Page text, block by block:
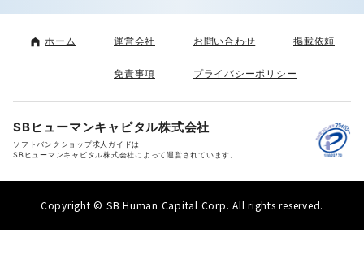
ホーム 運営会社 お問い合わせ 掲載依頼
免責事項 プライバシーポリシー
SBヒューマンキャピタル株式会社
ソフトバンクショップ求人ガイドは
SBヒューマンキャピタル株式会社によって運営されています。
Copyright © SB Human Capital Corp. All rights reserved.